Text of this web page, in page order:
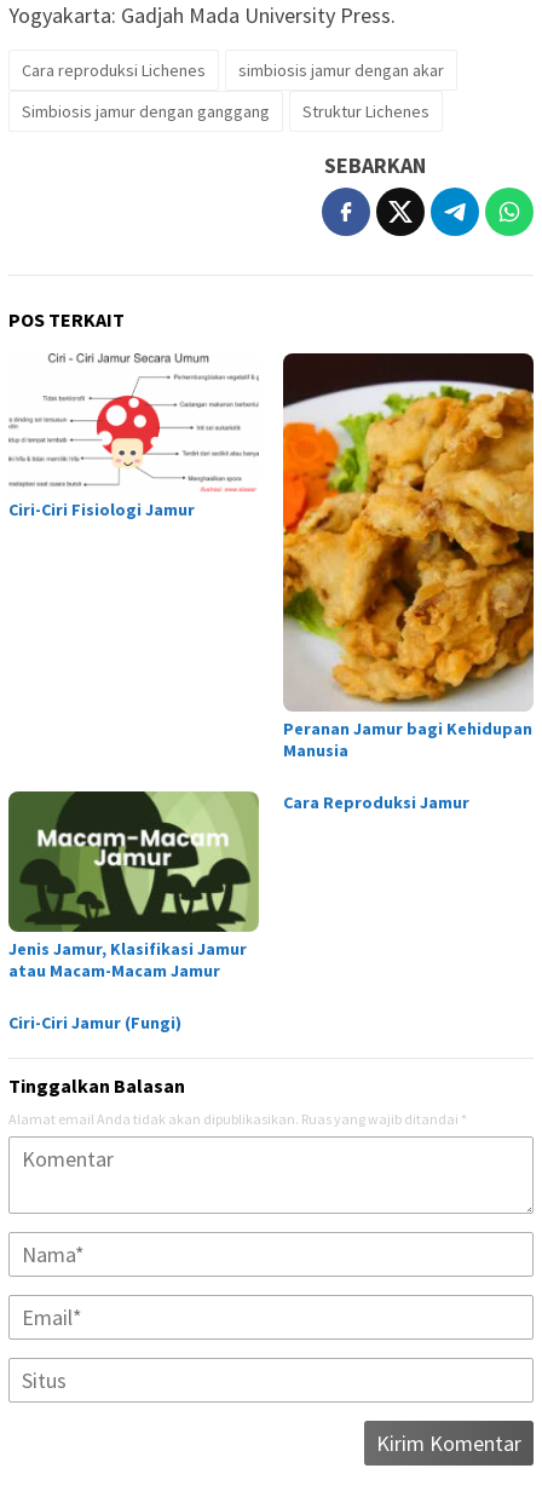
Yogyakarta: Gadjah Mada University Press.
Cara reproduksi Lichenes
simbiosis jamur dengan akar
Simbiosis jamur dengan ganggang
Struktur Lichenes
SEBARKAN
POS TERKAIT
Ciri-Ciri Fisiologi Jamur
Peranan Jamur bagi Kehidupan
Manusia
Jenis Jamur, Klasifikasi Jamur
atau Macam-Macam Jamur
Cara Reproduksi Jamur
Ciri-Ciri Jamur (Fungi)
Tinggalkan Balasan
Alamat email Anda tidak akan dipublikasikan. Ruas yang wajib ditandai *